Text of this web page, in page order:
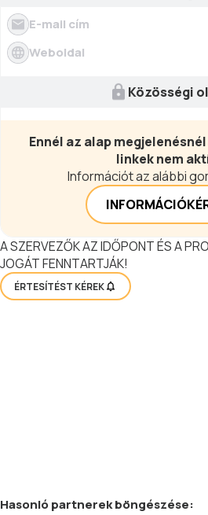
E-mail cím
Weboldal
Közösségi
Ennél az alap
linkek nem
Információt az alábbi
A SZERVEZŐK AZ IDŐPONT ÉS A
JOGÁT FENNTARTJÁK!
ÉRTESÍTÉST KÉREK
Hasonló partnerekböngészése: